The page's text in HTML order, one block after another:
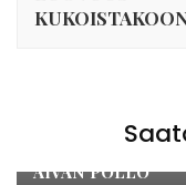
Ihmisyys
AIVAN PÖLLÖ